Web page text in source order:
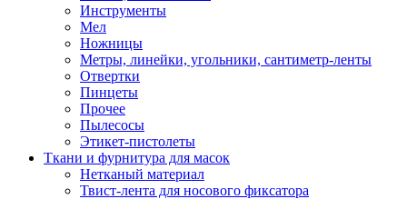
Инструменты
Мел
Ножницы
Метры, линейки, угольники, сантиметр-ленты
Отвертки
Пинцеты
Прочее
Пылесосы
Этикет-пистолеты
Ткани и фурнитура для масок
Нетканый материал
Твист-лента для носового фиксатора